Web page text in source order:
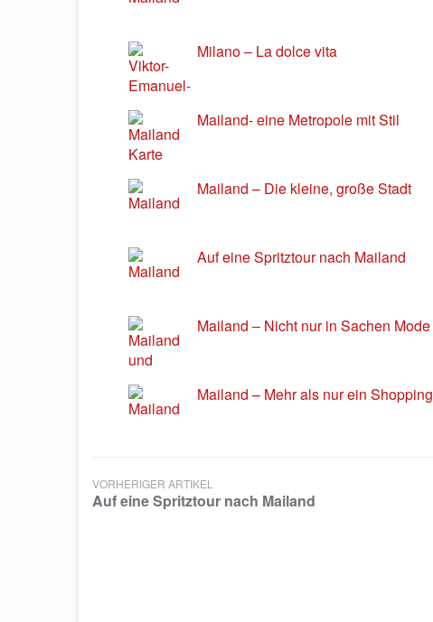
Milano – La dolce vita
Mailand- eine Metropole mit Stil
Mailand – Die kleine, große Stadt
Auf eine Spritztour nach Mailand
Mailand – Nicht nur in Sachen
Mailand – Mehr als nur ein
VORHERIGER ARTIKEL
Auf eine Spritztour nach Mailand